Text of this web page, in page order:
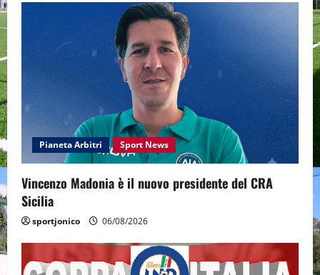
Pianeta Arbitri Sport News
Vincenzo Madonia è il nuovo presidente del CRA
Sicilia
sportjonico 06/08/2026